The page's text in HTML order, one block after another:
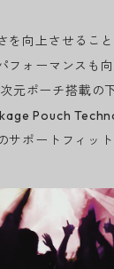
を向上させるこ
フォーマンスも向
元ポーチ搭載の
Pouch
サポートフィット